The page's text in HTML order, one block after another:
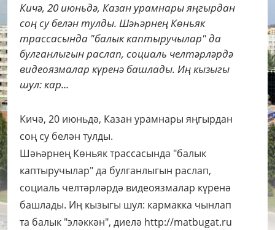
Кичә, 20 июньдә, Казан урамнары яңгырдан
соң су белән тулды. Шәһәрнең Көньяк
трассасында "балык каптыручылар" да
булганлыгын раслап, социаль челтәрләрдә
видеоязмалар күренә башлады. Иң кызыгы
шул: кар...
Кичә, 20 июньдә, Казан урамнары яңгырдан
соң су белән тулды.
Шәһәрнең Көньяк трассасында "балык
каптыручылар" да булганлыгын раслап,
социаль челтәрләрдә видеоязмалар күренә
башлады. Иң кызыгы шул: кармакка чынлап
та балык "эләккән", диелә http://matbugat.ru